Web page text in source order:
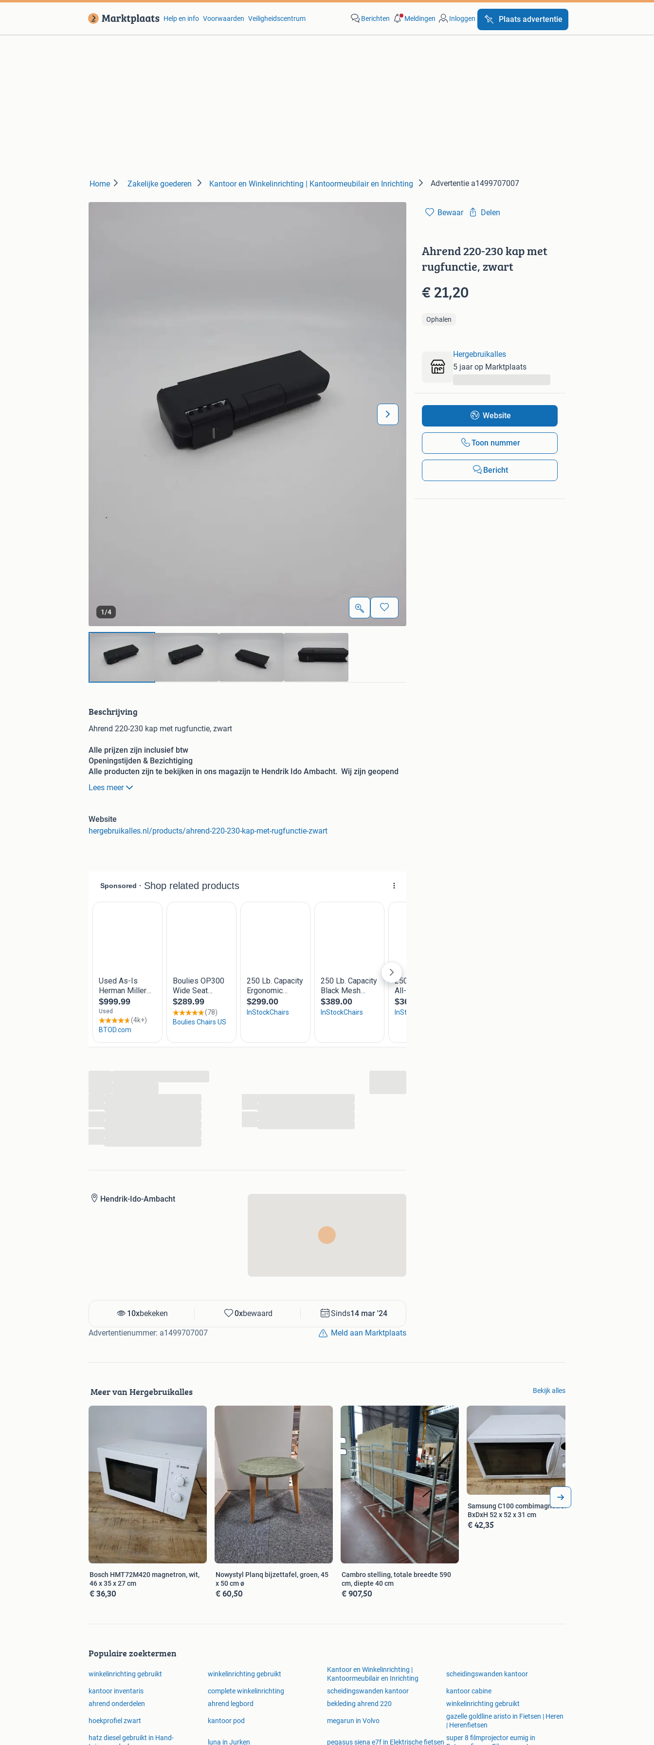
Help en info Voorwaarden Veiligheidscentrum Berichten Meldingen Inloggen Plaats advertentie
Home Zakelijke goederen Kantoor en Winkelinrichting | Kantoormeubilair en Inrichting Advertentie a1499707007
1/4
Beschrijving
Ahrend 220-230 kap met rugfunctie, zwart
Alle prijzen zijn inclusief btw
Openingstijden & Bezichtiging
Alle producten zijn te bekijken in ons magazijn te Hendrik Ido Ambacht. Wij zijn geopend
van maandag tot vrijdag 7.00 uur tot 15.30 uur.
iDeal (via webshop voor levering)
Meer info over dit product? Bezoek onze website.
HergebruikAlles
Lees meer
Website
hergebruikalles.nl/products/ahrend-220-230-kap-met-rugfunctie-zwart
Hendrik-Ido-Ambacht
10xbekeken 0xbewaard Sinds14 mar '24
Advertentienummer: a1499707007 Meld aan Marktplaats
Bewaar Delen
Ahrend 220-230 kap met
rugfunctie, zwart
€ 21,20
Ophalen
Hergebruikalles
5 jaar op Marktplaats
Website
Toon nummer
Bericht
Meer van Hergebruikalles Bekijk alles
Bosch HMT72M420 magnetron, wit,
46 x 35 x 27 cm
€ 36,30
Nowystyl Planq bijzettafel, groen, 45
x 50 cm ø
€ 60,50
Cambro stelling, totale breedte 590
cm, diepte 40 cm
€ 907,50
Samsung C100 combimagnetron, wit,
BxDxH 52 x 52 x 31 cm
€ 42,35
Populaire zoektermen
winkelinrichting gebruikt winkelinrichting gebruikt
Kantoor en Winkelinrichting |
Kantoormeubilair en Inrichting
scheidingswanden kantoor
kantoor inventaris complete winkelinrichting scheidingswanden kantoor
kantoor cabine
ahrend onderdelen
ahrend legbord bekleding ahrend 220 winkelinrichting gebruikt
hoekprofiel zwart kantoor pod megarun in Volvo
gazelle goldline aristo in Fietsen | Heren
| Herenfietsen
hatz diesel gebruikt in Hand-
luna in Jurken pegasus siena e7f in Elektrische fietsen
super 8 filmprojector eumig in